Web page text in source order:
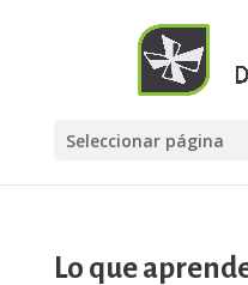
Seleccionar página
Lo que